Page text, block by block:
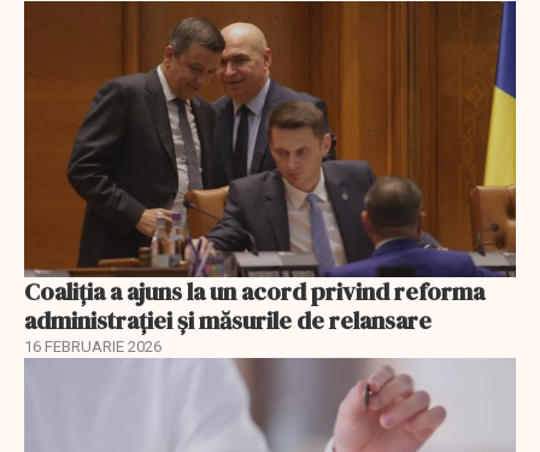
Coaliția a ajuns la un acord privind reforma
administrației și măsurile de relansare
16 FEBRUARIE 2026